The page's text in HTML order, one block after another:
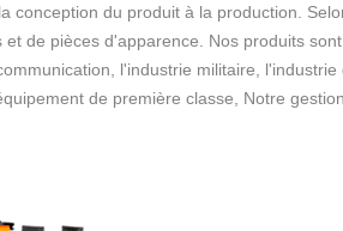
conception du produit à la production.
de pièces d'apparence. Nos produits
l'industrie militaire,
de première classe, Notre